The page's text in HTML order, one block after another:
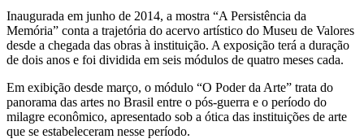
Inaugurada em junho de 2014, a mostra “A Persistência da
Memória” conta a trajetória do acervo artístico do Museu de Valores
desde a chegada das obras à instituição. A exposição terá a duração
de dois anos e foi dividida em seis módulos de quatro meses cada.
Em exibição desde março, o módulo “O Poder da Arte” trata do
panorama das artes no Brasil entre o pós-guerra e o período do
milagre econômico, apresentado sob a ótica das instituições de arte
que se estabeleceram nesse período.